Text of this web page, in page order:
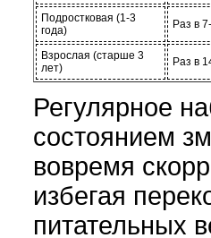
Подростковая (1-3
года)
Раз в
Взрослая (старше 3
лет)
Раз в
Регулярное
состоянием
вовремя
избегая
питательных